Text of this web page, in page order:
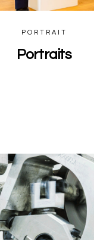
PORTRAIT
Portraits